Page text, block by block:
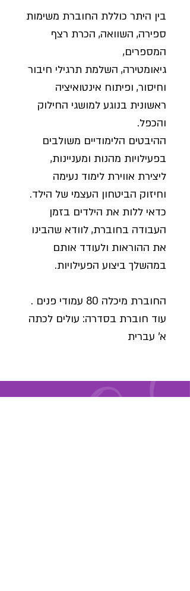
בין היתר כוללת החוברת משימות
ספירה, השוואה, הכרת רצף
המספרים,
גיאומטירה, השלמת תרגילי חיבור
וחיסור, ופיתוח אינטואיציה
ראשונית בנוגע למושגי החילוק
והכפל.
ההיבטים הלימודיים משולבים
בפעילויות מהנות ומעניינות,
ליצירת אווירת לימוד נעימה
וחיזוק הביטחון העצמי של הילד.
כדאי ללות את הילדים בזמן
העבודה בחוברת, לוודא שהבינו
את ההוראות ולעודד אותם
במהשלך ביצוע הפעילויות.
החוברת מיכלה 80 עמודי פנים .
עוד חוברת בסדרה: עולים לכתה
א' עברית
הרשמו לניוזלטר